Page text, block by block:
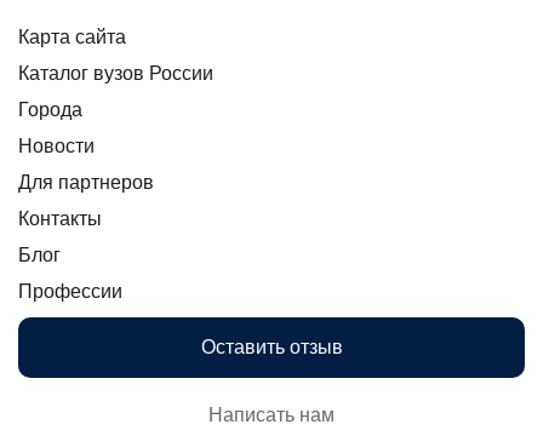
Карта сайта
Каталог вузов России
Города
Новости
Для партнеров
Контакты
Блог
Профессии
Оставить отзыв
Написать нам